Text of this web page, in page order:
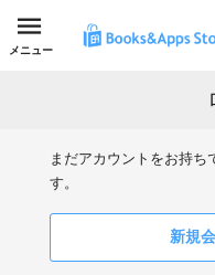
メニュー
まだアカウントをお持ち
す。
新規